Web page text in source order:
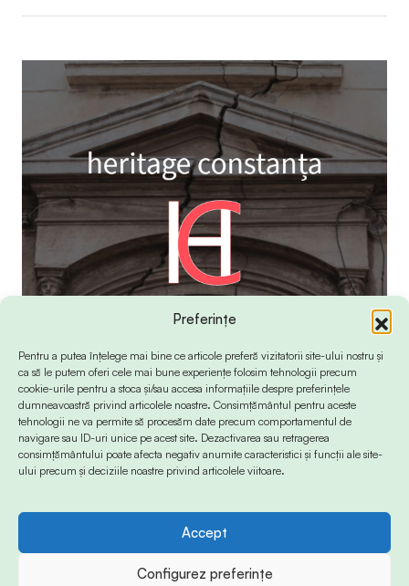
Preferințe
Pentru a putea înțelege mai bine ce articole preferă vizitatorii site-ului nostru și
ca să le putem oferi cele mai bune experiențe folosim tehnologii precum
cookie-urile pentru a stoca și/sau accesa informațiile despre preferințele
dumneavoastră privind articolele noastre. Consimțământul pentru aceste
tehnologii ne va permite să procesăm date precum comportamentul de
navigare sau ID-uri unice pe acest site. Dezactivarea sau retragerea
consimțământului poate afecta negativ anumite caracteristici și funcții ale site-
ului precum și deciziile noastre privind articolele viitoare.
Accept
Configurez preferințe
© 2024 Info-Sud-Est. All Rights Reserved.